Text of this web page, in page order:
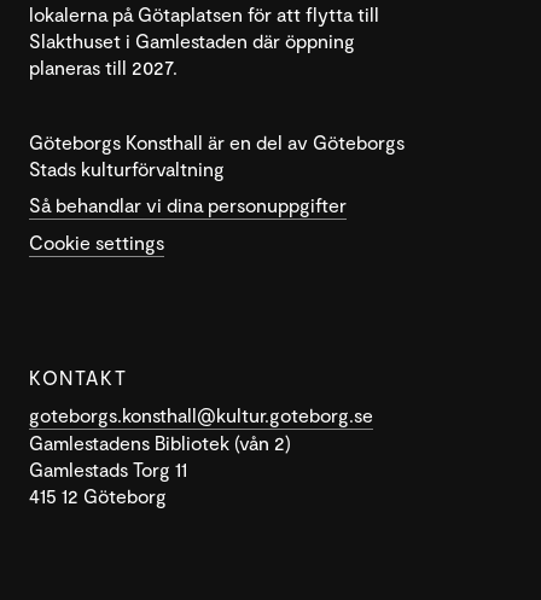
lokalerna på Götaplatsen för att flytta till
Slakthuset i Gamlestaden där öppning
planeras till 2027.
Göteborgs Konsthall är en del av Göteborgs
Stads kulturförvaltning
Så behandlar vi dina personuppgifter
Cookie settings
KONTAKT
goteborgs.konsthall@kultur.goteborg.se
Gamlestadens Bibliotek (vån 2)
Gamlestads Torg 11
415 12 Göteborg